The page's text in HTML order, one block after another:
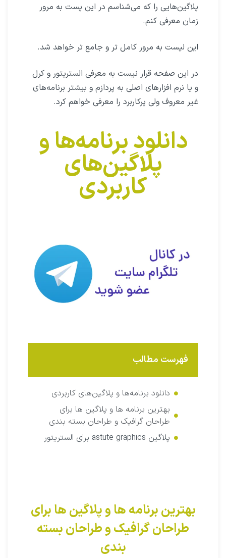
پلاگین‌هایی را که می‌شناسم در این پست به مرور
زمان معرفی کنم.
این لیست به مرور کامل تر و جامع تر خواهد شد.
در این صفحه قرار نیست به معرفی الستریتور و کرل
و یا نرم افزارهای اصلی به پردازم و بیشتر برنامه‌های
غیر معروف ولی پرکاربرد را معرفی خواهم کرد.
دانلود برنامه‌ها و
پلاگین‌های
کاربردی
فهرست مطالب
دانلود برنامه‌ها و پلاگین‌های کاربردی
بهترین برنامه ها و پلاگین ها برای
طراحان گرافیک و طراحان بسته بندی
پلاگین astute graphics برای الستریتور
بهترین برنامه ها و پلاگین ها برای
طراحان گرافیک و طراحان بسته
بندی